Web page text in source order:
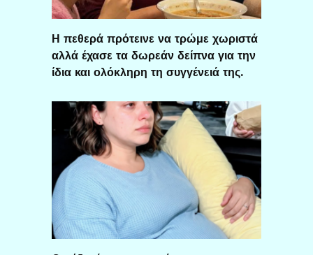
Η πεθερά πρότεινε να τρώμε χωριστά
αλλά έχασε τα δωρεάν δείπνα για την
ίδια και ολόκληρη τη συγγένειά της.